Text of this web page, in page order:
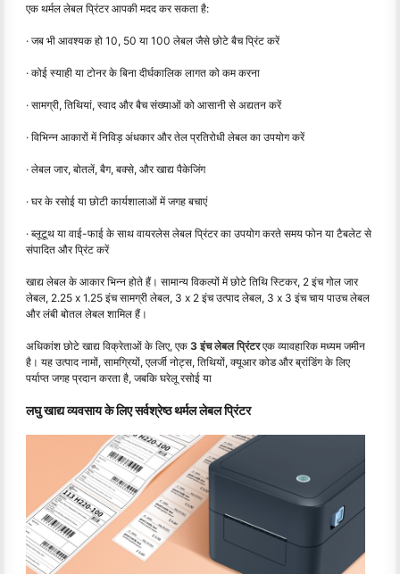
एक थर्मल लेबल प्रिंटर आपकी मदद कर सकता है:
· जब भी आवश्यक हो 10, 50 या 100 लेबल जैसे छोटे बैच प्रिंट करें
· कोई स्याही या टोनर के बिना दीर्घकालिक लागत को कम करना
· सामग्री, तिथियां, स्वाद और बैच संख्याओं को आसानी से अद्यतन करें
· विभिन्न आकारों में निविड़ अंधकार और तेल प्रतिरोधी लेबल का उपयोग करें
· लेबल जार, बोतलें, बैग, बक्से, और खाद्य पैकेजिंग
· घर के रसोई या छोटी कार्यशालाओं में जगह बचाएं
· ब्लूटूथ या वाई-फाई के साथ वायरलेस लेबल प्रिंटर का उपयोग करते समय फोन या टैबलेट से
संपादित और प्रिंट करें
खाद्य लेबल के आकार भिन्न होते हैं। सामान्य विकल्पों में छोटे तिथि स्टिकर, 2 इंच गोल जार
लेबल, 2.25 x 1.25 इंच सामग्री लेबल, 3 x 2 इंच उत्पाद लेबल, 3 x 3 इंच चाय पाउच लेबल
और लंबी बोतल लेबल शामिल हैं।
अधिकांश छोटे खाद्य विक्रेताओं के लिए, एक 3 इंच लेबल प्रिंटरएक व्यावहारिक मध्यम जमीन
है। यह उत्पाद नामों, सामग्रियों, एलर्जी नोट्स, तिथियों, क्यूआर कोड और ब्रांडिंग के लिए
पर्याप्त जगह प्रदान करता है, जबकि घरेलू रसोई या
लघु खाद्य व्यवसाय के लिए सर्वश्रेष्ठ थर्मल लेबल प्रिंटर